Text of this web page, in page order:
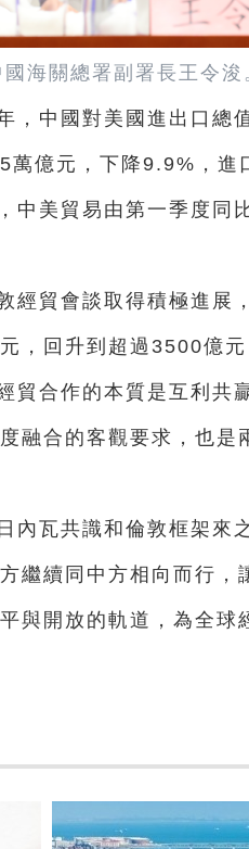
國海關總署副署長王令浚
，中國對美國進出口總
萬億元，下降9.9%，
中美貿易由第一季度同
經貿會談取得積極進展
，回升到超過3500億元
貿合作的本質是互利共
融合的客觀要求，也
內瓦共識和倫敦框架來
繼續同中方相向而行，
與開放的軌道，為全球